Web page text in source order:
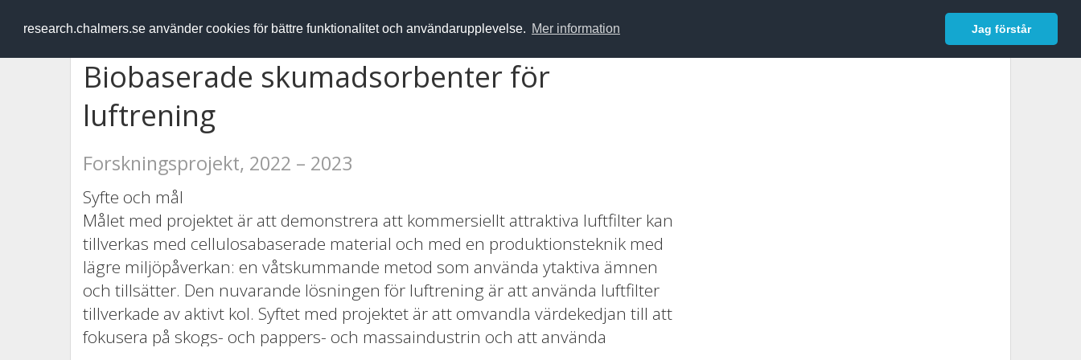
research.chalmers.se använder cookies för bättre funktionalitet och användarupplevelse. Mer information Jag förstår
RESEARCH.chalmers.se Logga in
Biobaserade skumadsorbenter för
luftrening
Forskningsprojekt, 2022 – 2023
Syfte och mål
Målet med projektet är att demonstrera att kommersiellt attraktiva luftfilter kan
tillverkas med cellulosabaserade material och med en produktionsteknik med
lägre miljöpåverkan: en våtskummande metod som använda ytaktiva ämnen
och tillsätter. Den nuvarande lösningen för luftrening är att använda luftfilter
tillverkade av aktivt kol. Syftet med projektet är att omvandla värdekedjan till att
fokusera på skogs- och pappers- och massaindustrin och att använda